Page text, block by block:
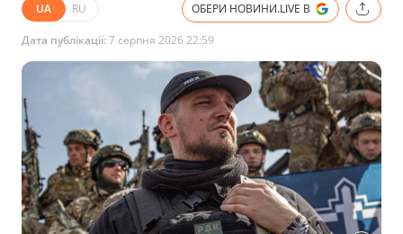
UA RU ОБЕРИ НОВИНИ.LIVE В
Дата публікації:7 серпня 2026 22:59